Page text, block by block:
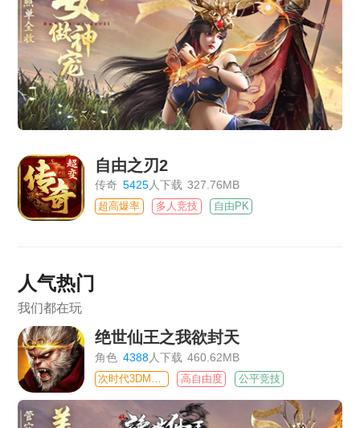
自由之刃2
传奇 5425人下载 327.76MB
超高爆率 多人竞技 自由PK
人气热门
我们都在玩
绝世仙王之我欲封天
角色 4388人下载 460.62MB
高自由度 公平竞技